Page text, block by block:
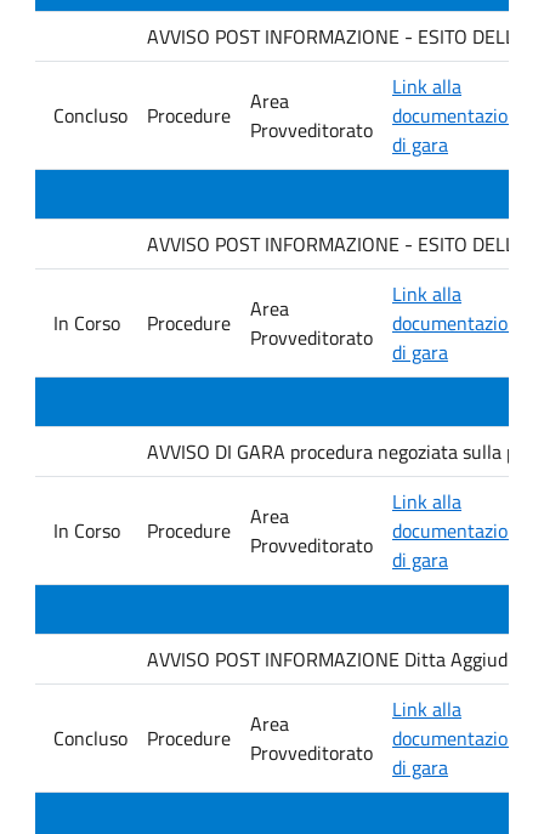
AVVISO POST INFORMAZIONE - ESITO
Concluso Procedure
Area
Provveditorato
Link alla
documentazione
di gara
AVVISO POST INFORMAZIONE - ESITO
In Corso Procedure
Area
Provveditorato
Link alla
documentazione
di gara
AVVISO DI GARA procedura negoziata sulla
In Corso Procedure
Area
Provveditorato
Link alla
documentazione
di gara
AVVISO POST INFORMAZIONE Ditta
Concluso Procedure
Area
Provveditorato
Link alla
documentazione
di gara